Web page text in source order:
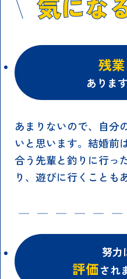
残業
ありま
あまりないので、自分
いと思います。結婚前
合う先輩と釣りに行っ
り、遊びに行くことも
努力
評価され